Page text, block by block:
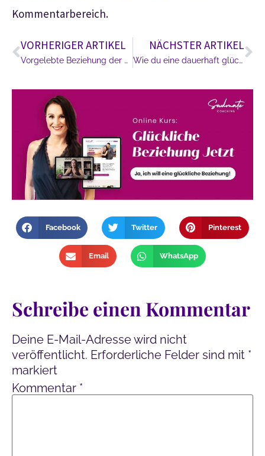
Kommentarbereich.
VORHERIGER ARTIKEL
Vorgelebte Beziehung der Eltern
NÄCHSTER ARTIKEL
Wie du eine dauerhaft glückliche Beziehung führst
Facebook Twitter Pinterest
Email WhatsApp
Schreibe einen Kommentar
Deine E-Mail-Adresse wird nicht
veröffentlicht. Erforderliche Felder sind mit *
markiert
Kommentar *